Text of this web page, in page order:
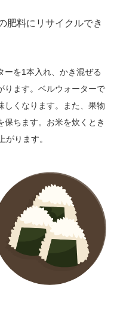
肥料にリサイクルでき
ーを1本⼊れ、かき混ぜる
ります。ベルウォーターで
しくなります。また、果物
保ちます。お⽶を炊くとき
がります。